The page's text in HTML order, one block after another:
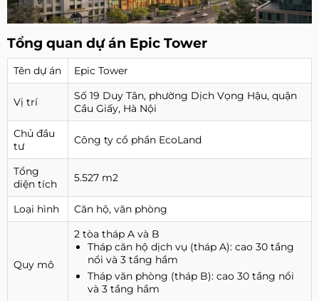
Tổng quan dự án Epic Tower
Tên dự án Epic Tower
Vị trí
Số 19 Duy Tân, phường Dịch Vọng Hậu, quận
Cầu Giấy, Hà Nội
Chủ đầu
tư
Công ty cổ phần EcoLand
Tổng
diện tích
5.527 m2
Loại hình Căn hộ, văn phòng
Quy mô
2 tòa tháp A và B
Tháp căn hộ dịch vụ (tháp A): cao 30 tầng
nổi và 3 tầng hầm
Tháp văn phòng (tháp B): cao 30 tầng nổi
và 3 tầng hầm